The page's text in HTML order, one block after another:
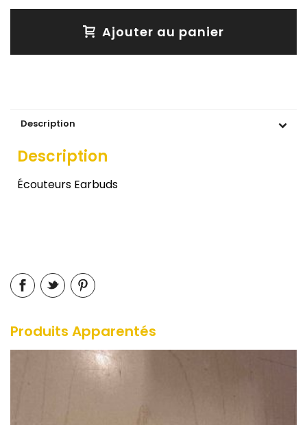
Ajouter au panier
Description
Description
Écouteurs Earbuds
Produits Apparentés